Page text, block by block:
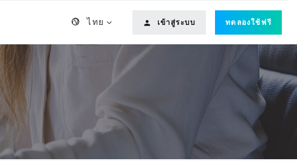
ไทย เข้าสู่ระบบ ทดลองใช้ฟรี